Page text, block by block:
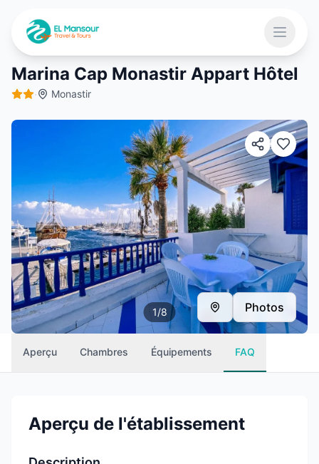
Ouvrir
Marina Cap Monastir Appart Hôtel
· Monastir
1/8 Photos
Aperçu Chambres Équipements FAQ
Aperçu de l'établissement